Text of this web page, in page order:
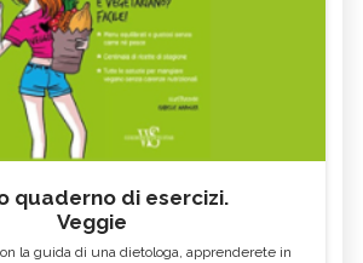
quaderno di esercizi.
Veggie
la guida di una dietologa, apprenderete in